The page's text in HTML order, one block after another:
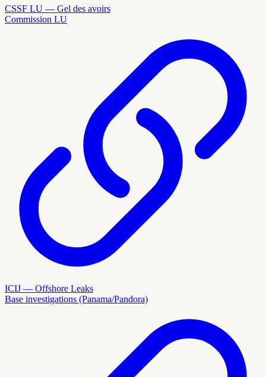
CSSF LU — Gel des avoirs
Commission LU
ICIJ — Offshore Leaks
Base investigations (Panama/Pandora)